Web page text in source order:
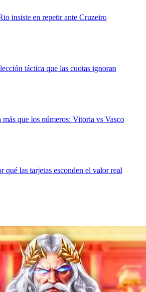
insiste en repetir ante Cruzeiro
táctica que las cuotas ignoran
más que los números: Vitoria vs Vasco
qué las tarjetas esconden el valor real